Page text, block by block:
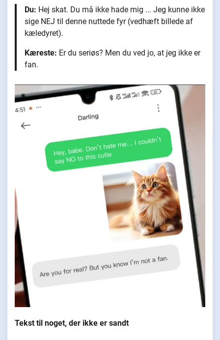
Du: Hej skat. Du må ikke hade mig ... Jeg kunne ikke
sige NEJ til denne nuttede fyr (vedhæft billede af
kæledyret).
Kæreste: Er du seriøs? Men du ved jo, at jeg ikke er
fan.
Tekst til noget, der ikke er sandt